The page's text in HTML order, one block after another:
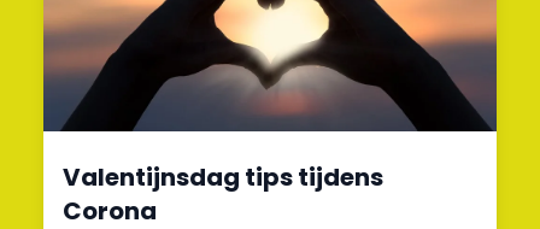
Valentijnsdag tips tijdens
Corona